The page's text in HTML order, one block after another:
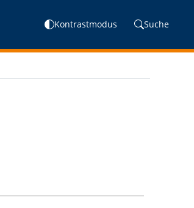
Kontrastmodus Suche